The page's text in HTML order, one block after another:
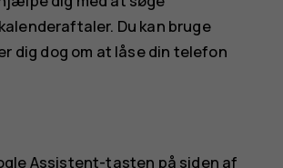
Du kan bruge
dig dog om at låse din telefon
Assistent-tasten på siden af